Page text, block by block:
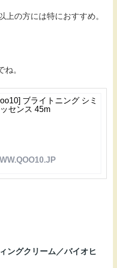
上の方には特におすすめ。
。
ブライトニング シミ
センス 45m
ングクリーム／バイオヒ